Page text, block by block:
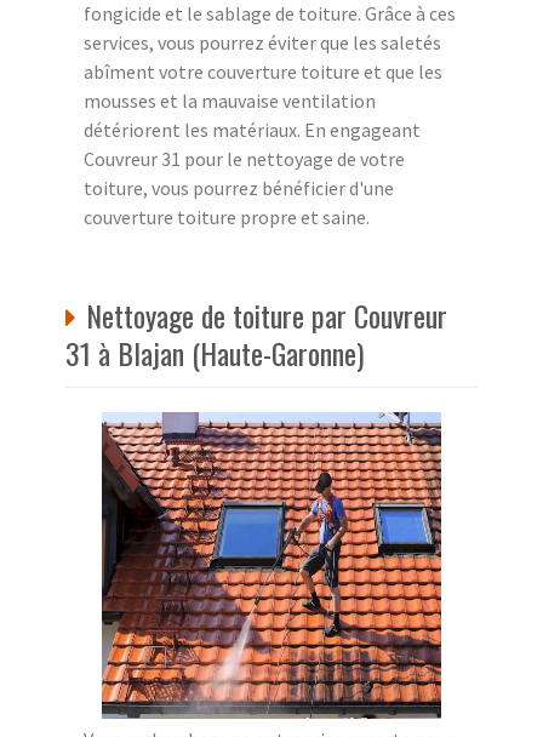
fongicide et le sablage de toiture. Grâce à ces
services, vous pourrez éviter que les saletés
abîment votre couverture toiture et que les
mousses et la mauvaise ventilation
détériorent les matériaux. En engageant
Couvreur 31 pour le nettoyage de votre
toiture, vous pourrez bénéficier d'une
couverture toiture propre et saine.
Nettoyage de toiture par Couvreur
31 à Blajan (Haute-Garonne)